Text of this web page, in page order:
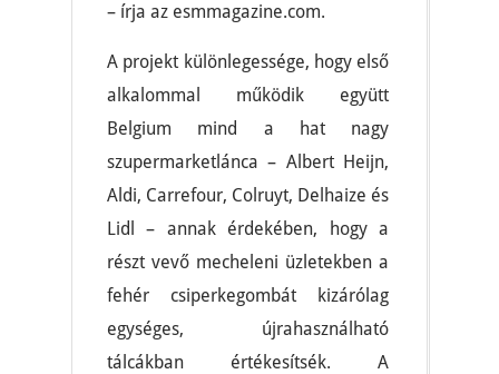
– írja az esmmagazine.com.
A projekt különlegessége, hogy első
alkalommal működik együtt
Belgium mind a hat nagy
szupermarketlánca – Albert Heijn,
Aldi, Carrefour, Colruyt, Delhaize és
Lidl – annak érdekében, hogy a
részt vevő mecheleni üzletekben a
fehér csiperkegombát kizárólag
egységes, újrahasználható
tálcákban értékesítsék. A